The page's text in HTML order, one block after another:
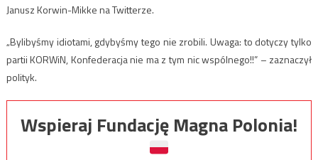
Janusz Korwin-Mikke na Twitterze.
„Bylibyśmy idiotami, gdybyśmy tego nie zrobili. Uwaga: to dotyczy tylko
partii KORWiN, Konfederacja nie ma z tym nic wspólnego!!” – zaznaczył
polityk.
Wspieraj Fundację Magna Polonia!